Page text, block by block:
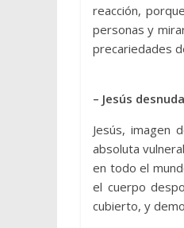
reacción,
personas y
precariedades
– Jesús
Jesús, imagen
absoluta
en todo el
el cuerpo
cubierto, y